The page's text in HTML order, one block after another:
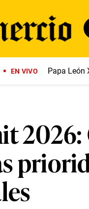
EN VIVO Papa León